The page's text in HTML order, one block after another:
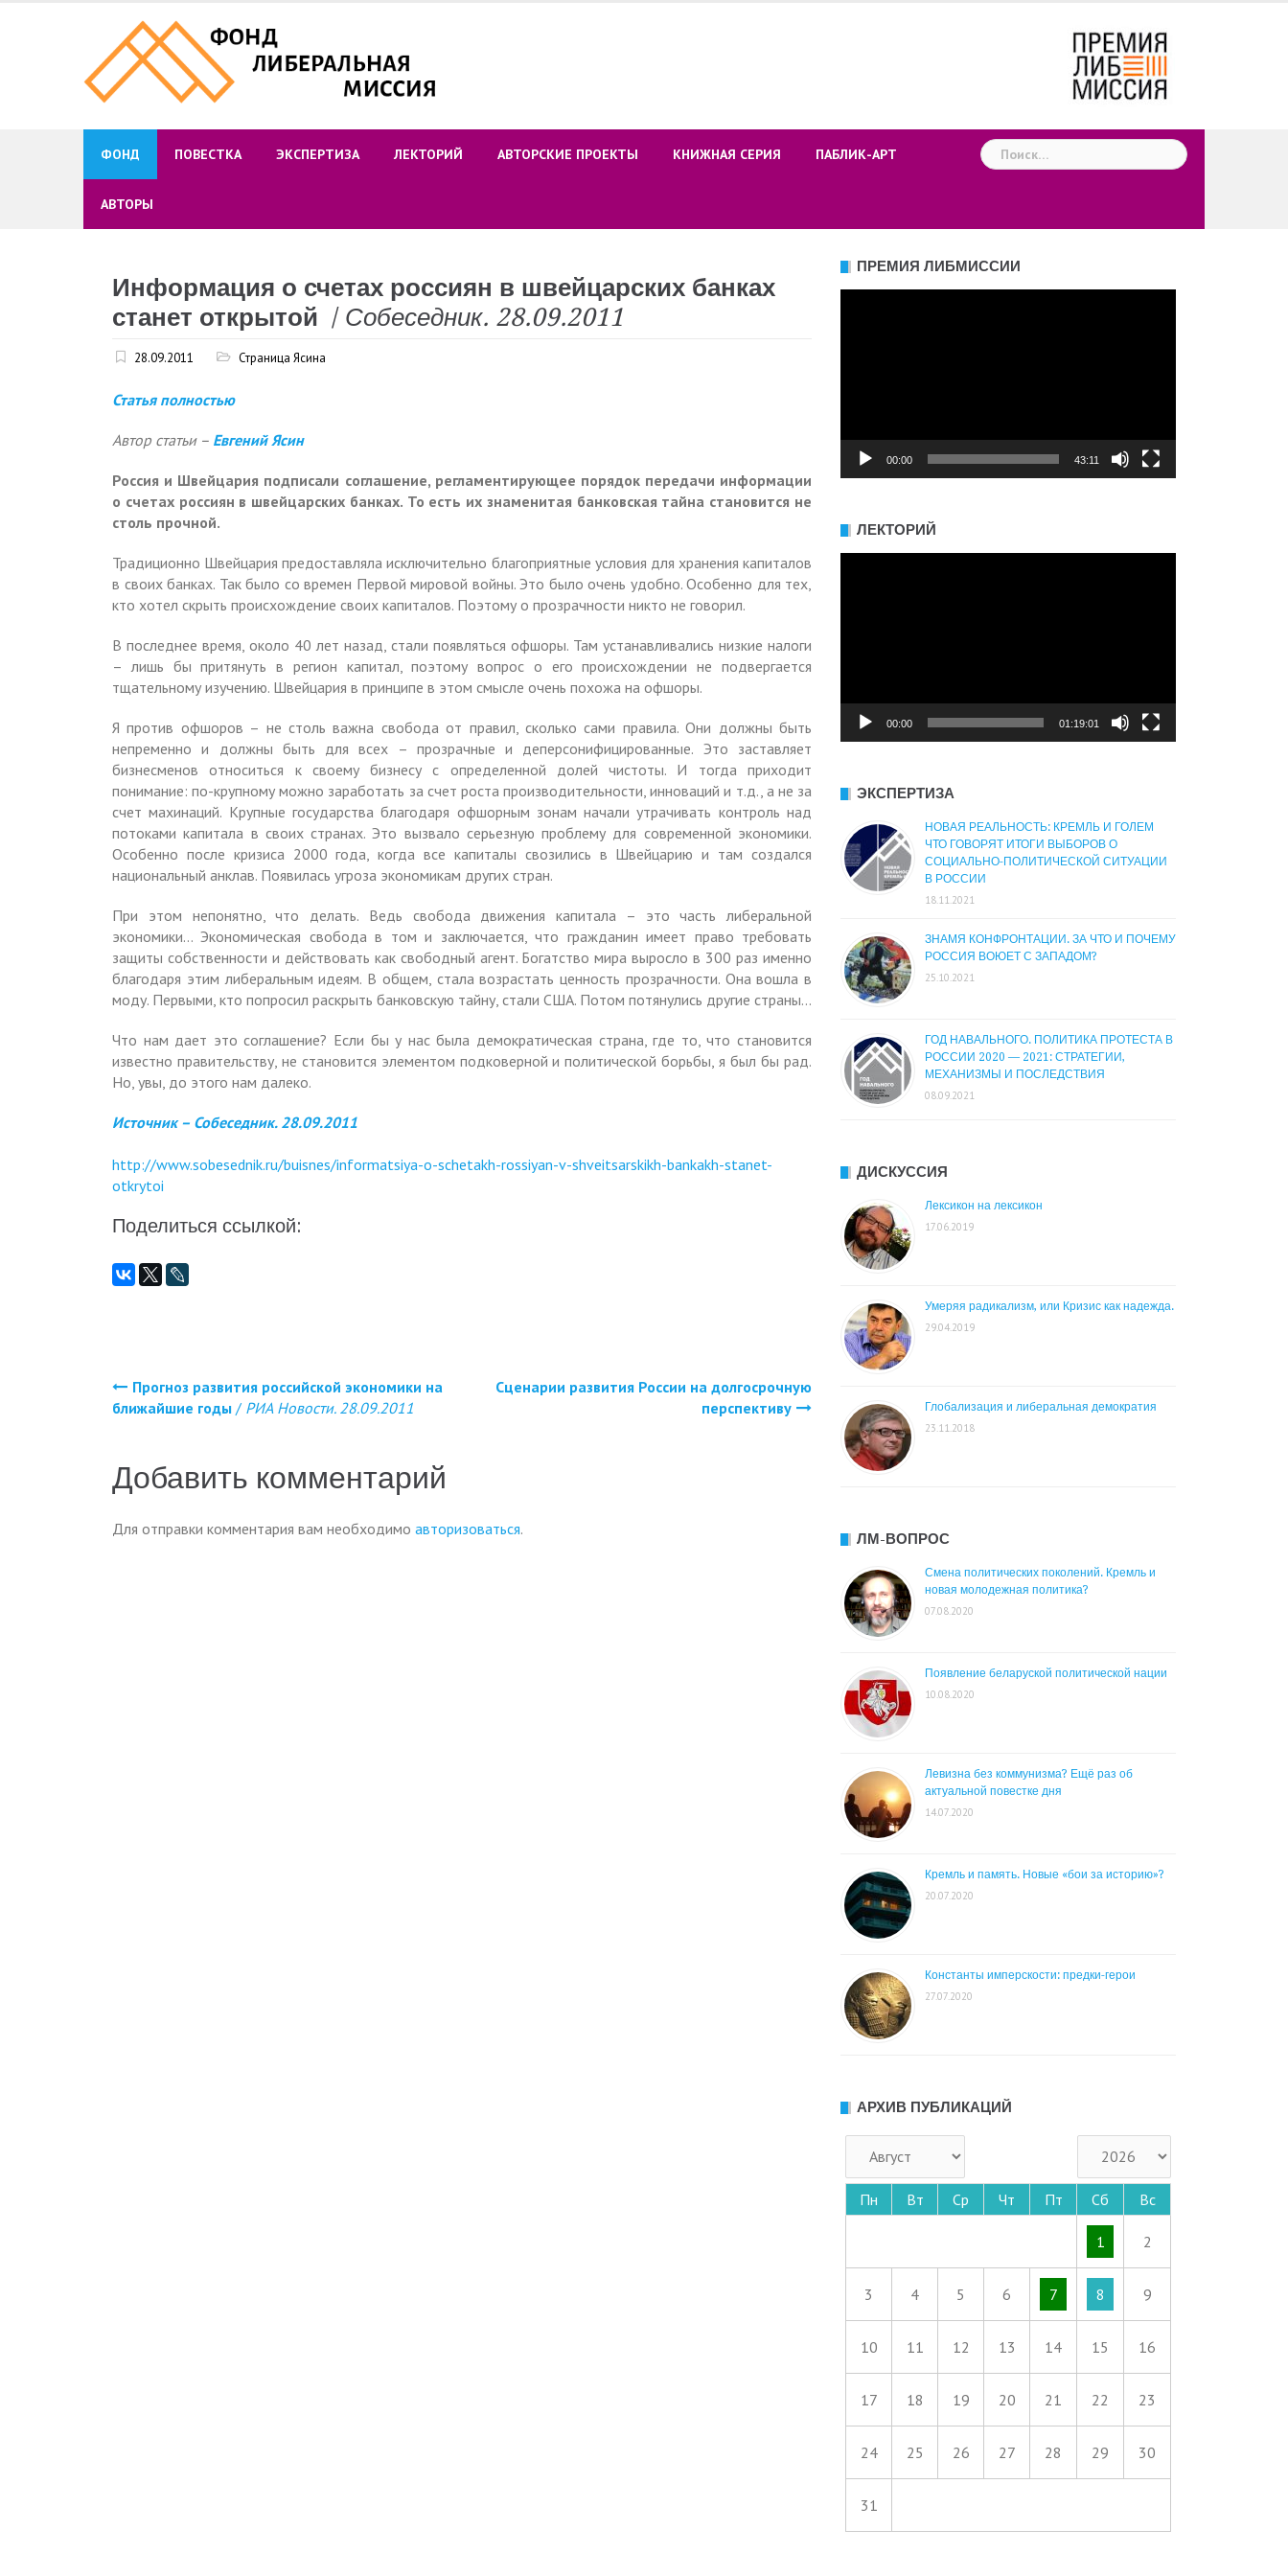
ФОНД ПОВЕСТКА ЭКСПЕРТИЗА ЛЕКТОРИЙ АВТОРСКИЕ ПРОЕКТЫ КНИЖНАЯ СЕРИЯ ПАБЛИК-АРТ
АВТОРЫ
Найти:
Информация о счетах россиян в швейцарских банках
станет открытой / Собеседник. 28.09.2011
28.09.2011 Страница Ясина
Статья полностью
Автор статьи – Евгений Ясин
Россия и Швейцария подписали соглашение, регламентирующее порядок передачи информации
о счетах россиян в швейцарских банках. То есть их знаменитая банковская тайна становится не
столь прочной.
Традиционно Швейцария предоставляла исключительно благоприятные условия для хранения капиталов
в своих банках. Так было со времен Первой мировой войны. Это было очень удобно. Особенно для тех,
кто хотел скрыть происхождение своих капиталов. Поэтому о прозрачности никто не говорил.
В последнее время, около 40 лет назад, стали появляться офшоры. Там устанавливались низкие налоги
– лишь бы притянуть в регион капитал, поэтому вопрос о его происхождении не подвергается
тщательному изу­чению. Швейцария в принципе в этом смысле очень похожа на офшоры.
Я против офшоров – не столь важна свобода от правил, сколько сами правила. Они должны быть
непременно и должны быть для всех – прозрачные и деперсонифицированные. Это заставляет
бизнесменов относиться к своему бизнесу с определенной долей чистоты. И тогда приходит
понимание: по-крупному можно заработать за счет роста производительности, инноваций и т.д., а не за
счет махинаций. Крупные государства благодаря офшорным зонам начали утрачивать контроль над
потоками капитала в своих странах. Это вызвало серьезную проблему для современной экономики.
Особенно после кризиса 2000 года, когда все капиталы свозились в Швейцарию и там создался
национальный анклав. Появилась угроза экономикам других стран.
При этом непонятно, что делать. Ведь свобода движения капитала – это часть либеральной
экономики… Экономическая свобода в том и заключается, что гражданин имеет право требовать
защиты собственности и действовать как свободный агент. Богатство мира выросло в 300 раз именно
благодаря этим либеральным идеям. В общем, стала возрастать ценность прозрачности. Она вошла в
моду. Первыми, кто попросил раскрыть банковскую тайну, стали США. Потом потянулись другие страны…
Что нам дает это соглашение? Если бы у нас была демократическая страна, где то, что становится
известно правительству, не становится элементом подковерной и политической борьбы, я был бы рад.
Но, увы, до этого нам далеко.
Источник – Собеседник. 28.09.2011
http://www.sobesednik.ru/buisnes/informatsiya-o-schetakh-rossiyan-v-shveitsarskikh-bankakh-stanet-
otkrytoi
Поделиться ссылкой:
Навигация
записям
Прогноз развития российской экономики на
ближайшие годы / РИА Новости. 28.09.2011
Сценарии развития России на долгосрочную
перспективу
Добавить комментарий
Для отправки комментария вам необходимо авторизоваться.
ПРЕМИЯ ЛИБМИССИИ
00:00 43:11
ЛЕКТОРИЙ
00:00 01:19:01
ЭКСПЕРТИЗА
НОВАЯ РЕАЛЬНОСТЬ: КРЕМЛЬ И ГОЛЕМ
ЧТО ГОВОРЯТ ИТОГИ ВЫБОРОВ О
СОЦИАЛЬНО-ПОЛИТИЧЕСКОЙ СИТУАЦИИ
В РОССИИ
18.11.2021
ЗНАМЯ КОНФРОНТАЦИИ. ЗА ЧТО И ПОЧЕМУ
РОССИЯ ВОЮЕТ С ЗАПАДОМ?
25.10.2021
ГОД НАВАЛЬНОГО. ПОЛИТИКА ПРОТЕСТА В
РОССИИ 2020 — 2021: СТРАТЕГИИ,
МЕХАНИЗМЫ И ПОСЛЕДСТВИЯ
08.09.2021
ДИСКУССИЯ
Лексикон на лексикон
17.06.2019
Умеряя радикализм, или Кризис как надежда.
29.04.2019
Глобализация и либеральная демократия
23.11.2018
ЛМ-ВОПРОС
Смена политических поколений. Кремль и
новая молодежная политика?
07.08.2020
Появление беларуской политической нации
10.08.2020
Левизна без коммунизма? Ещё раз об
актуальной повестке дня
14.07.2020
Кремль и память. Новые «бои за историю»?
20.07.2020
Константы имперскости: предки-герои
27.07.2020
АРХИВ ПУБЛИКАЦИЙ
Пн Вт Ср Чт Пт Сб Вс
1 2
3 4 5 6 7 8 9
10 11 12 13 14 15 16
17 18 19 20 21 22 23
24 25 26 27 28 29 30
31